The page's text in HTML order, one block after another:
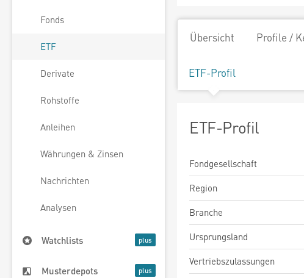
Fonds
ETF
Derivate
Rohstoffe
Anleihen
Währungen & Zinsen
Nachrichten
Analysen
Watchlists
Musterdepots
Übersicht Profile /
ETF-Profil
ETF-Profil
Fondgesellschaft
Region
Branche
Ursprungsland
Vertriebszulassungen